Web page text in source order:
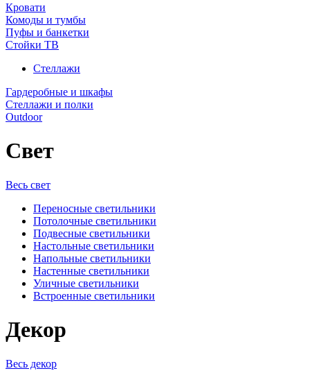
Кровати
Комоды и тумбы
Пуфы и банкетки
Стойки ТВ
Стеллажи
Гардеробные и шкафы
Стеллажи и полки
Outdoor
Свет
Весь свет
Переносные светильники
Потолочные светильники
Подвесные светильники
Настольные светильники
Напольные светильники
Настенные светильники
Уличные светильники
Встроенные светильники
Декор
Весь декор